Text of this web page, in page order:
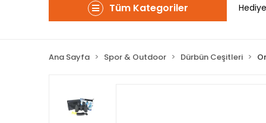
Tüm Kategoriler
Ana Sayfa Spor & Outdoor Dürbün Ceşitleri